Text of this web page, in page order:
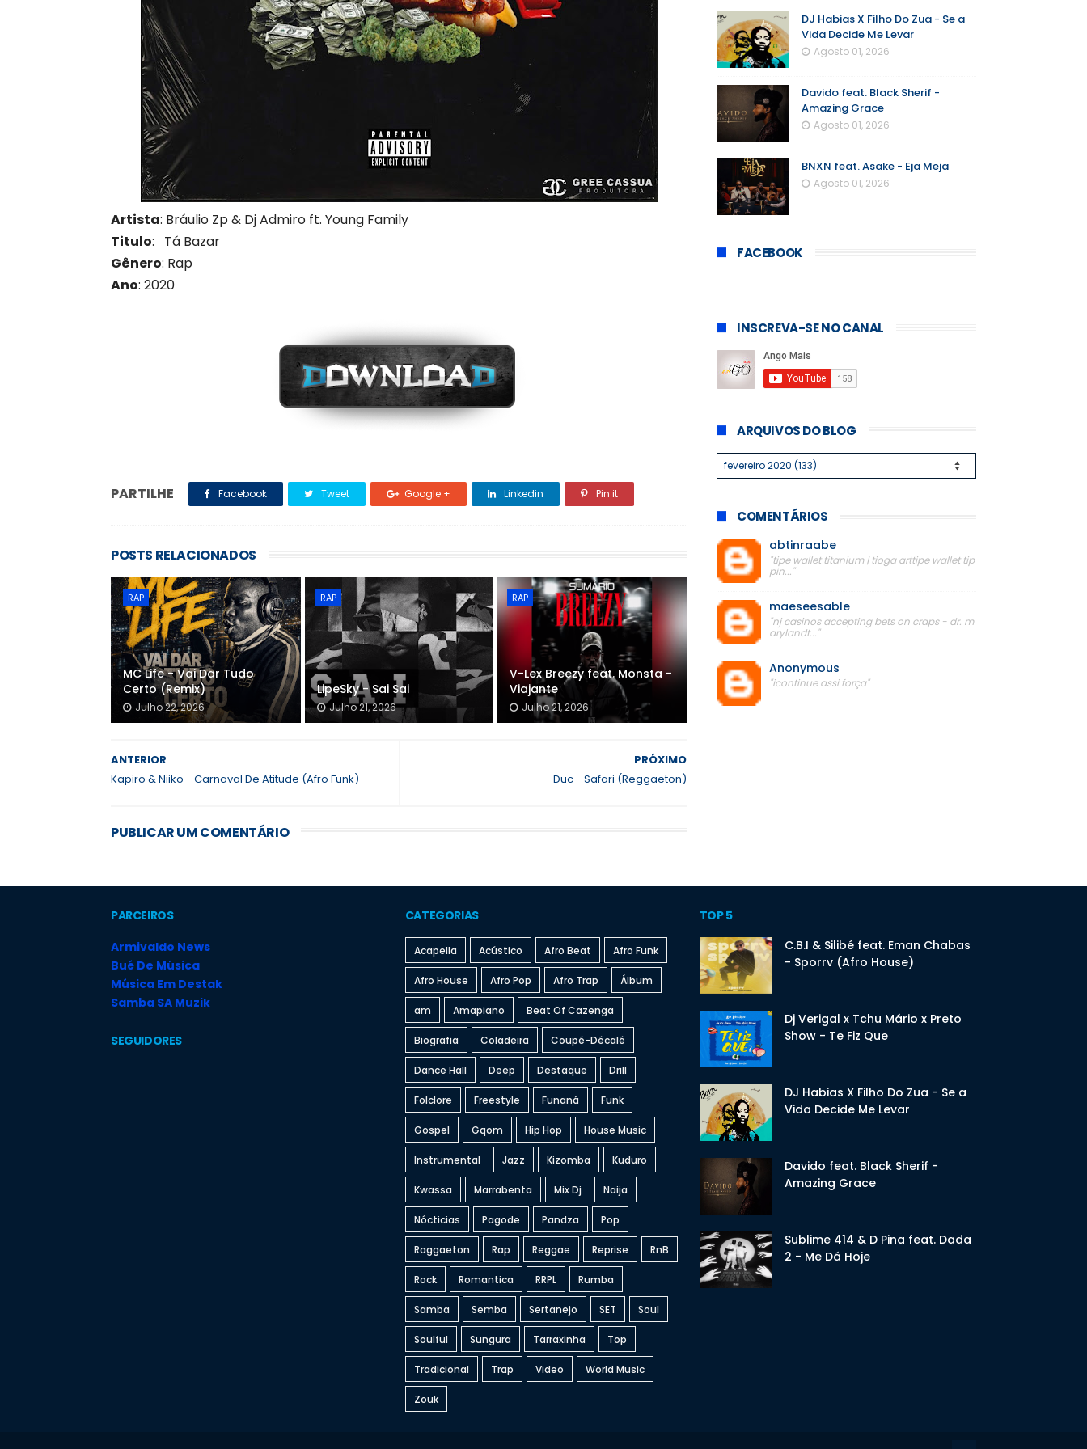
Artista: Bráulio Zp & Dj Admiro ft. Young Family
Titulo: Tá Bazar
Gênero: Rap
Ano: 2020
PARTILHE Facebook Tweet Google + Linkedin Pin it
POSTS RELACIONADOS
RAP
MC Life - Vai Dar Tudo
Certo (Remix)
Julho 22, 2026
RAP
LipeSky - Sai Sai
Julho 21, 2026
RAP
V-Lex Breezy feat. Monsta -
Viajante
Julho 21, 2026
PRÓXIMO
Duc - Safari (Reggaeton)
ANTERIOR
Kapiro & Niiko - Carnaval De Atitude (Afro Funk)
PUBLICAR UM COMENTÁRIO
DJ Habias X Filho Do Zua - Se a
Vida Decide Me Levar
Agosto 01, 2026
Davido feat. Black Sherif -
Amazing Grace
Agosto 01, 2026
BNXN feat. Asake - Eja Meja
Agosto 01, 2026
FACEBOOK
INSCREVA-SE NO CANAL
ARQUIVOS DO BLOG
COMENTÁRIOS
abtinraabe
"tipe wallet titanium | tioga arttipe wallet tip
pin..."
maeseesable
"nj casinos accepting bets on craps - dr. m
arylandt..."
Anonymous
"icontinue assi força"
PARCEIROS
Armivaldo News
Bué De Música
Música Em Destak
Samba SA Muzik
SEGUIDORES
CATEGORIAS
Acapella Acústico Afro Beat Afro Funk
Afro House Afro Pop Afro Trap Álbum
am Amapiano Beat Of Cazenga
Biografia Coladeira Coupé-Décalé
Dance Hall Deep Destaque Drill
Folclore Freestyle Funaná Funk
Gospel Gqom Hip Hop House Music
Instrumental Jazz Kizomba Kuduro
Kwassa Marrabenta Mix Dj Naija
Nócticias Pagode Pandza Pop
Raggaeton Rap Reggae Reprise RnB
Rock Romantica RRPL Rumba
Samba Semba Sertanejo SET Soul
Soulful Sungura Tarraxinha Top
Tradicional Trap Video World Music
Zouk
TOP 5
C.B.I & Silibé feat. Eman Chabas
- Sporrv (Afro House)
Dj Verigal x Tchu Mário x Preto
Show - Te Fiz Que
DJ Habias X Filho Do Zua - Se a
Vida Decide Me Levar
Davido feat. Black Sherif -
Amazing Grace
Sublime 414 & D Pina feat. Dada
2 - Me Dá Hoje